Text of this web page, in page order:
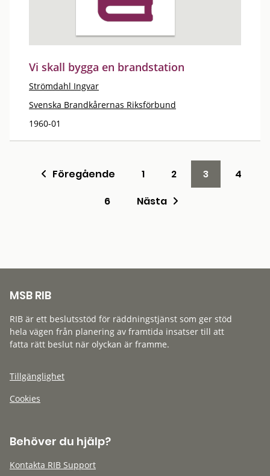
Vi skall bygga en brandstation
Strömdahl Ingvar
Svenska Brandkårernas Riksförbund
1960-01
Föregående 1 2 3
4
6
Nästa
MSB RIB
RIB är ett beslutsstöd för räddningstjänst som ger stöd
hela vägen från planering av framtida insatser till att
fatta rätt beslut när olyckan är framme.
Tillgänglighet
Cookies
Behöver du hjälp?
Kontakta RIB Support